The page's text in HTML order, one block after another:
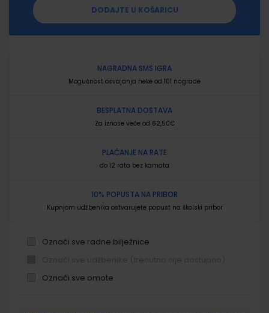
DODAJTE U KOŠARICU
NAGRADNA SMS IGRA
Mogućnost osvajanja neke od 101 nagrade
BESPLATNA DOSTAVA
Za iznose veće od 62,50€
PLAĆANJE NA RATE
do 12 rata bez kamata
10% POPUSTA NA PRIBOR
Kupnjom udžbenika ostvarujete popust na školski pribor
Označi sve radne bilježnice
Označi sve omote